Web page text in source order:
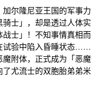
尔隆尼亚王国的军事力
士」，却是透过人体实
士」！不知事情真相而
试验中陷入昏睡状态……
附体，正式成为「恶魔
尤流士的双胞胎弟弟米